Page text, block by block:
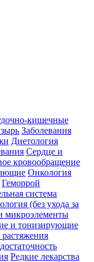
кишечные
Заболевания
Диетология
Сердце и
кровообращение
Онкология
Геморрой
система
(без ухода за
микроэлементы
и тонизирующие
Редкие лекарства